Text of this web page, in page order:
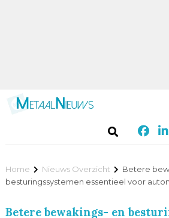
Home Nieuws Overzicht
Betere
besturingssystemen essentieel voor
Betere bewakings- en